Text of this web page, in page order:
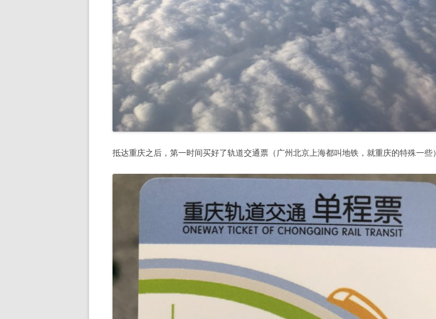
抵达重庆之后，第一时间买好了轨道交通票（广州北京上海都叫地铁，就重庆的特殊一些）